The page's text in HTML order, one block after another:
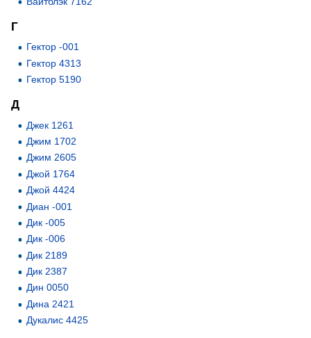
Г
Гектор -001
Гектор 4313
Гектор 5190
Д
Джек 1261
Джим 1702
Джим 2605
Джой 1764
Джой 4424
Диан -001
Дик -005
Дик -006
Дик 2189
Дик 2387
Дин 0050
Дина 2421
Дукалис 4425